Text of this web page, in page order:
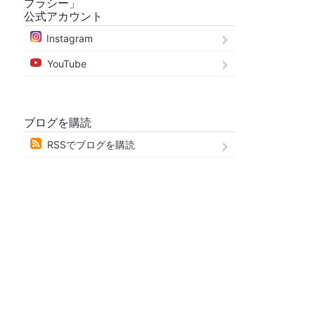
公式アカウント
Instagram
YouTube
ブログを購読
RSSでブログを購読